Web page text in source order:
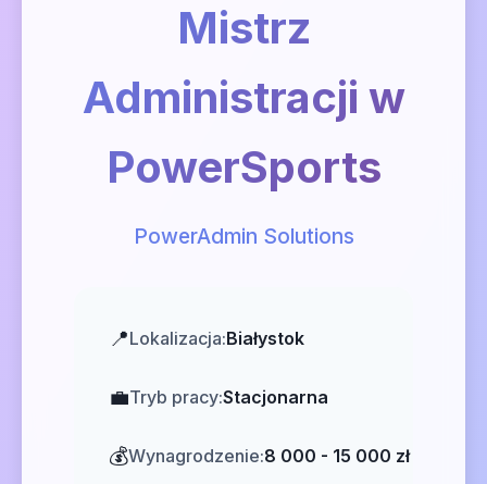
Mistrz
Administracji w
PowerSports
PowerAdmin Solutions
📍Lokalizacja:Białystok
💼Tryb pracy:Stacjonarna
💰Wynagrodzenie:8 000 - 15 000 zł